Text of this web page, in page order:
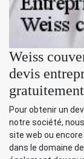
Weiss
devis
gratuitement
Pour obtenir un
notre société,
site web ou
dans le domaine